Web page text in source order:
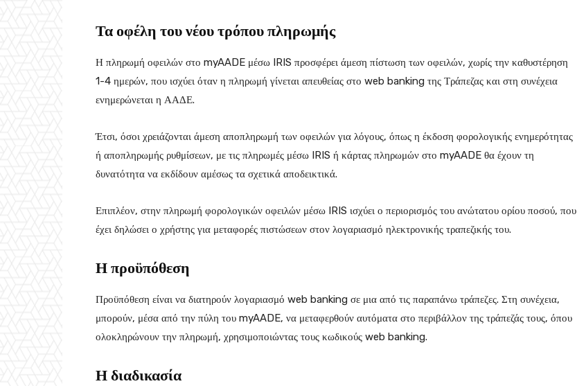
Τα οφέλη του νέου τρόπου πληρωμής
Η πληρωμή οφειλών στο myAADE μέσω IRIS προσφέρει άμεση πίστωση των οφειλών, χωρίς την καθυστέρηση
1-4 ημερών, που ισχύει όταν η πληρωμή γίνεται απευθείας στο web banking της Τράπεζας και στη συνέχεια
ενημερώνεται η ΑΑΔΕ.
Έτσι, όσοι χρειάζονται άμεση αποπληρωμή των οφειλών για λόγους, όπως η έκδοση φορολογικής ενημερότητας
ή αποπληρωμής ρυθμίσεων, με τις πληρωμές μέσω IRIS ή κάρτας πληρωμών στο myAADE θα έχουν τη
δυνατότητα να εκδίδουν αμέσως τα σχετικά αποδεικτικά.
Επιπλέον, στην πληρωμή φορολογικών οφειλών μέσω IRIS ισχύει ο περιορισμός του ανώτατου ορίου ποσού, που
έχει δηλώσει ο χρήστης για μεταφορές πιστώσεων στον λογαριασμό ηλεκτρονικής τραπεζικής του.
Η προϋπόθεση
Προϋπόθεση είναι να διατηρούν λογαριασμό web banking σε μια από τις παραπάνω τράπεζες. Στη συνέχεια,
μπορούν, μέσα από την πύλη του myAADE, να μεταφερθούν αυτόματα στο περιβάλλον της τράπεζάς τους, όπου
ολοκληρώνουν την πληρωμή, χρησιμοποιώντας τους κωδικούς web banking.
Η διαδικασία